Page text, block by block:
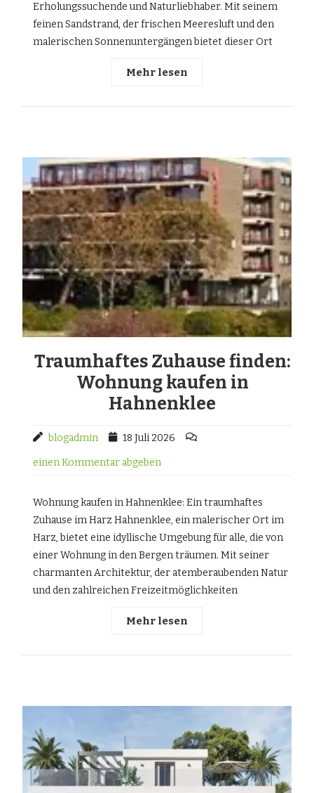
Erholungssuchende und Naturliebhaber. Mit seinem
feinen Sandstrand, der frischen Meeresluft und den
malerischen Sonnenuntergängen bietet dieser Ort
Mehr lesen
Traumhaftes Zuhause finden:
Wohnung kaufen in
Hahnenklee
blogadmin 18 Juli 2026
einen Kommentar abgeben
Wohnung kaufen in Hahnenklee: Ein traumhaftes
Zuhause im Harz Hahnenklee, ein malerischer Ort im
Harz, bietet eine idyllische Umgebung für alle, die von
einer Wohnung in den Bergen träumen. Mit seiner
charmanten Architektur, der atemberaubenden Natur
und den zahlreichen Freizeitmöglichkeiten
Mehr lesen